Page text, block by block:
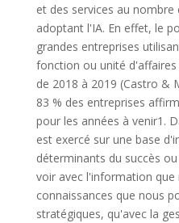
et des services au
adoptant l'IA. En effet, le
grandes entreprises
fonction ou unité d'affaires
de 2018 à 2019 (Castro &
83 % des entreprises
pour les années à venir1.
est exercé sur une base
déterminants du succès
voir avec l'information
connaissances que nous
stratégiques, qu'avec la